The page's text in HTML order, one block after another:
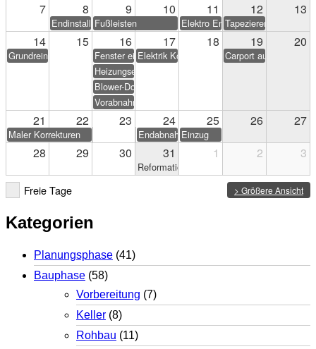
7 8 9 10 11 12 13
Endinstallation Heizung/Sanitär
Fußleisten Elektro Endarbeiten
Tapezieren &
14 15 16 17 18 19 20
Grundreinigung Fenster einstellenElektrik Korrekturen
Carport aufstellen
Heizungseinweisung
Blower-Door-Test
Vorabnahme
21 22 23 24 25 26 27
Maler Korrekturen EndabnahmeEinzug
28 29 30 31 1 2 3
Reformationstag
> Größere Ansicht
Freie Tage
Kategorien
Planungsphase (41)
Bauphase (58)
Vorbereitung (7)
Keller (8)
Rohbau (11)